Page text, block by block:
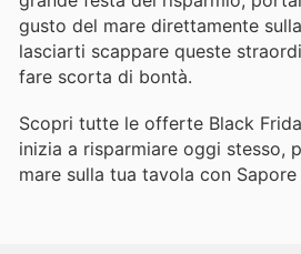
gusto del mare direttamente
lasciarti scappare queste
fare scorta di bontà.
Scopri tutte le offerte Black
inizia a risparmiare oggi stesso,
mare sulla tua tavola con Sapore